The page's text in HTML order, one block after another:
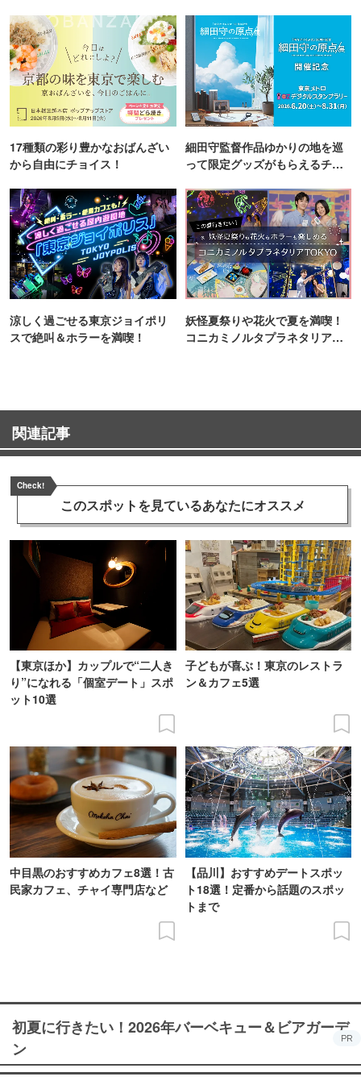
17種類の彩り豊かなおばんざい
から自由にチョイス！
細田守監督作品ゆかりの地を巡
って限定グッズがもらえるチャ
涼しく過ごせる東京ジョイポリ
スで絶叫＆ホラーを満喫！
妖怪夏祭りや花火で夏を満喫！
コニカミノルタプラネタリア
関連記事
Check!
このスポットを見ているあなたにオススメ
【東京ほか】カップルで“二人き
り”になれる「個室デート」スポ
ット10選
子どもが喜ぶ！東京のレストラ
ン＆カフェ5選
中目黒のおすすめカフェ8選！古
民家カフェ、チャイ専門店など
【品川】おすすめデートスポッ
ト18選！定番から話題のスポッ
トまで
初夏に行きたい！2026年バーベキュー＆ビアガーデ
ン
PR